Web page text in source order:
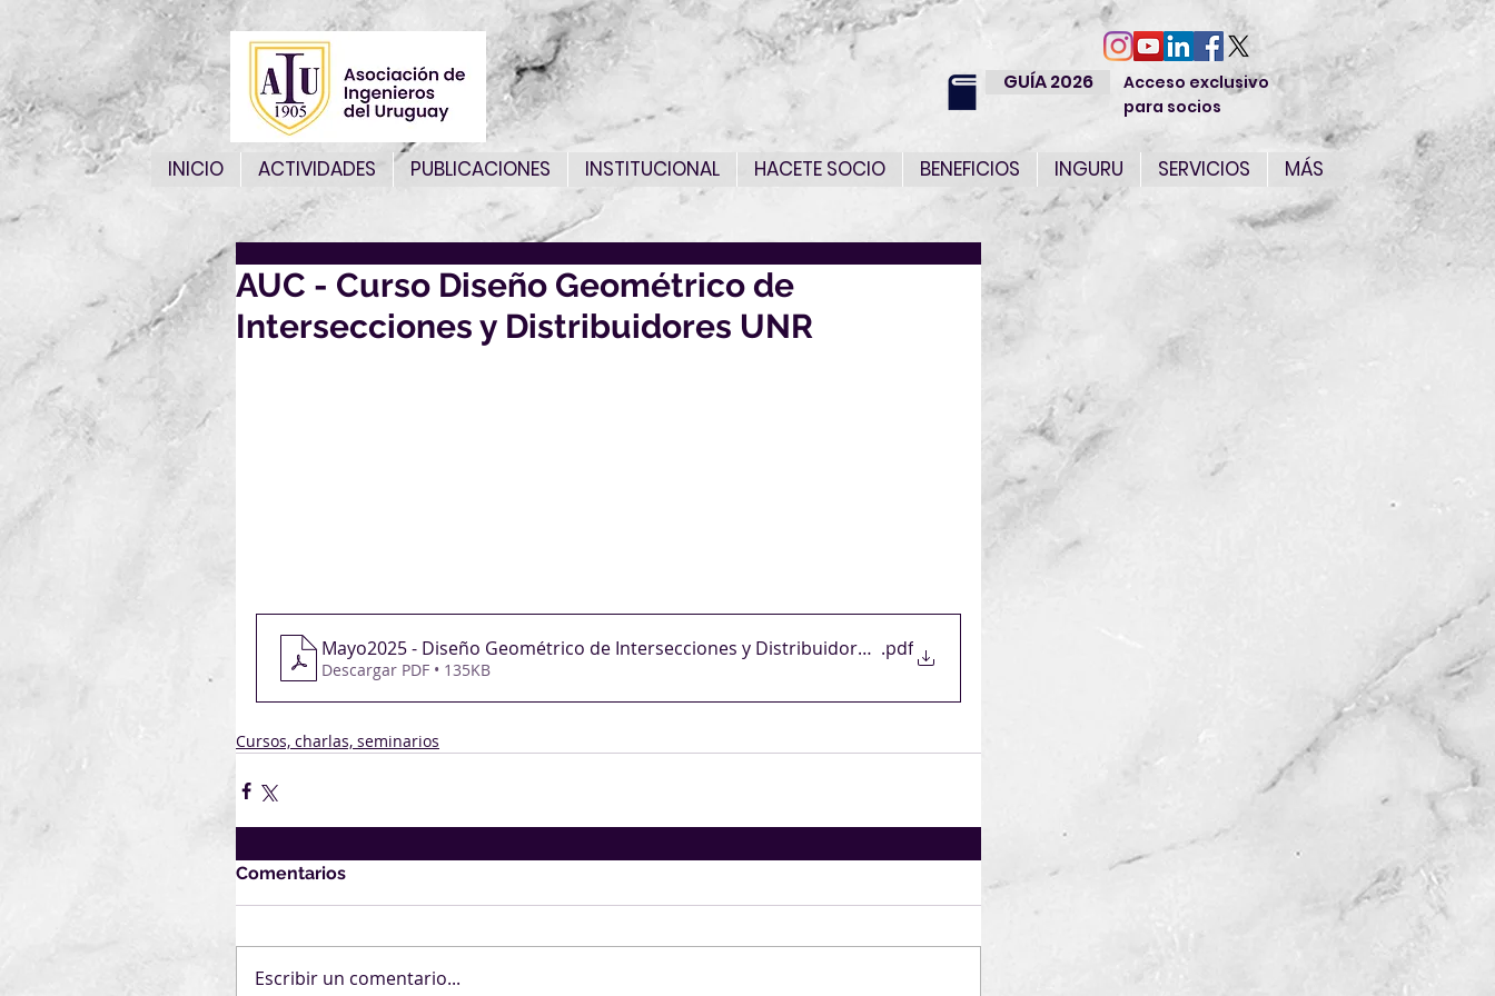
GUÍA 2026
Acceso exclusivo
para socios
INICIO ACTIVIDADES PUBLICACIONES INSTITUCIONAL HACETE SOCIO BENEFICIOS INGURU SERVICIOS MÁS
AUC - Curso Diseño Geométrico de
Intersecciones y Distribuidores UNR
Mayo2025 - Diseño Geométrico de Intersecciones y Distribuidores UNR_RGoñi MMansilla
.pdf
Descargar PDF • 135KB
Cursos, charlas, seminarios
Comentarios
Escribir un comentario...